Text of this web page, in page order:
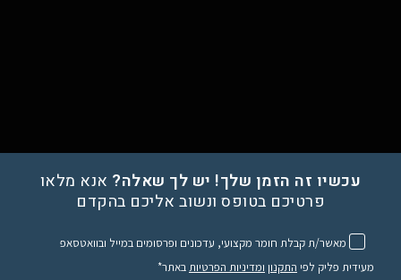
עכשיו זה הזמן שלך! יש לך שאלה? אנא מלאו
פרטיכם בטופס ונשוב אליכם בהקדם
מאשר/ת קבלת חומר מקצועי, עדכונים ופרסומים במייל ובוואטסאפ
מעידית פליק לפי התקנון ומדיניות הפרטיותבאתר*